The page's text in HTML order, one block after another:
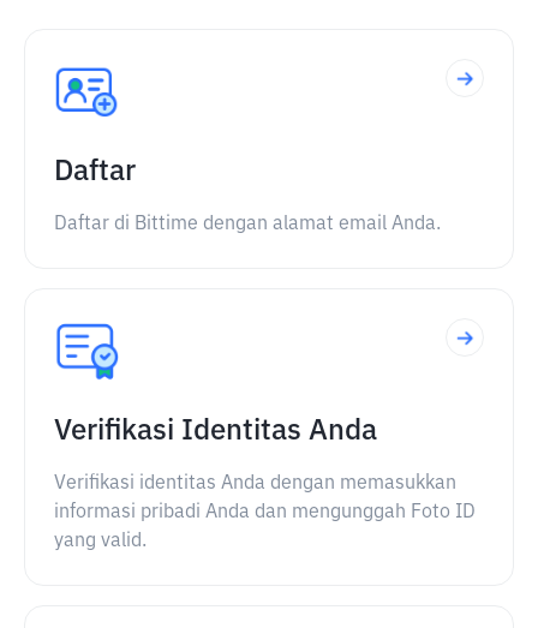
Daftar
Daftar di Bittime dengan alamat email Anda.
Verifikasi Identitas Anda
Verifikasi identitas Anda dengan memasukkan
informasi pribadi Anda dan mengunggah Foto ID
yang valid.